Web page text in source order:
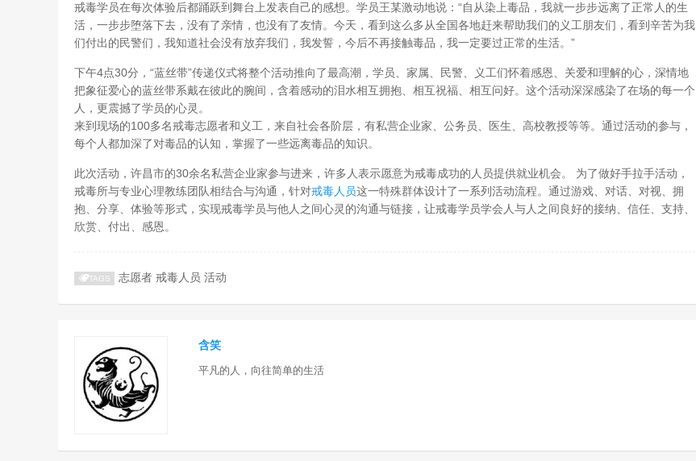
戒毒学员在每次体验后都踊跃到舞台上发表自己的感想。学员王某激动地说：“自从染上毒品，我就一步步远离了正常人的生
活，一步步堕落下去，没有了亲情，也没有了友情。今天，看到这么多从全国各地赶来帮助我们的义工朋友们，看到辛苦为我
们付出的民警们，我知道社会没有放弃我们，我发誓，今后不再接触毒品，我一定要过正常的生活。”
下午4点30分，“蓝丝带”传递仪式将整个活动推向了最高潮，学员、家属、民警、义工们怀着感恩、关爱和理解的心，深情地
把象征爱心的蓝丝带系戴在彼此的腕间，含着感动的泪水相互拥抱、相互祝福、相互问好。这个活动深深感染了在场的每一个
人，更震撼了学员的心灵。
来到现场的100多名戒毒志愿者和义工，来自社会各阶层，有私营企业家、公务员、医生、高校教授等等。通过活动的参与，
每个人都加深了对毒品的认知，掌握了一些远离毒品的知识。
此次活动，许昌市的30余名私营企业家参与进来，许多人表示愿意为戒毒成功的人员提供就业机会。 为了做好手拉手活动，
戒毒所与专业心理教练团队相结合与沟通，针对戒毒人员这一特殊群体设计了一系列活动流程。通过游戏、对话、对视、拥
抱、分享、体验等形式，实现戒毒学员与他人之间心灵的沟通与链接，让戒毒学员学会人与人之间良好的接纳、信任、支持、
欣赏、付出、感恩。
TAGS 志愿者 戒毒人员 活动
含笑
平凡的人，向往简单的生活